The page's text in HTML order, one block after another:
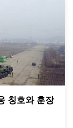
칭호와 훈장